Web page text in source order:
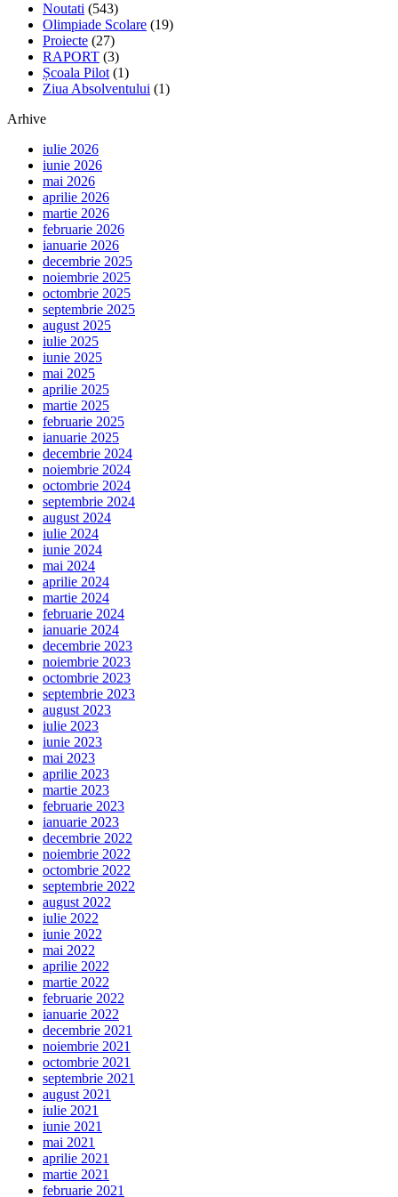
Noutati (543)
Olimpiade Scolare (19)
Proiecte (27)
RAPORT (3)
Școala Pilot (1)
Ziua Absolventului (1)
Arhive
iulie 2026
iunie 2026
mai 2026
aprilie 2026
martie 2026
februarie 2026
ianuarie 2026
decembrie 2025
noiembrie 2025
octombrie 2025
septembrie 2025
august 2025
iulie 2025
iunie 2025
mai 2025
aprilie 2025
martie 2025
februarie 2025
ianuarie 2025
decembrie 2024
noiembrie 2024
octombrie 2024
septembrie 2024
august 2024
iulie 2024
iunie 2024
mai 2024
aprilie 2024
martie 2024
februarie 2024
ianuarie 2024
decembrie 2023
noiembrie 2023
octombrie 2023
septembrie 2023
august 2023
iulie 2023
iunie 2023
mai 2023
aprilie 2023
martie 2023
februarie 2023
ianuarie 2023
decembrie 2022
noiembrie 2022
octombrie 2022
septembrie 2022
august 2022
iulie 2022
iunie 2022
mai 2022
aprilie 2022
martie 2022
februarie 2022
ianuarie 2022
decembrie 2021
noiembrie 2021
octombrie 2021
septembrie 2021
august 2021
iulie 2021
iunie 2021
mai 2021
aprilie 2021
martie 2021
februarie 2021